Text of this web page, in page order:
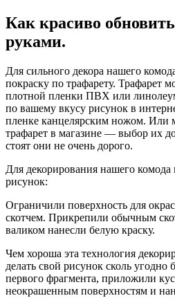
Как красиво
руками.
Для сильного декора нашего
покраску по трафарету. Трафарет
плотной пленки ПВХ или
по вашему вкусу рисунок в
пленке канцелярским ножом. Или
трафарет в магазине — выбор их
стоят они не очень дорого.
Для декорирования нашего комода
рисунок:
Ограничили поверхность для
скотчем. Прикрепили обычным
валиком нанесли белую краску.
Чем хороша эта технология
делать свой рисунок сколь
первого фрагмента, приложили
неокрашенным поверхностям и